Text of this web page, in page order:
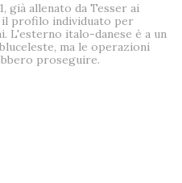
già allenato da Tesser ai
il profilo individuato per
L'esterno italo-danese è a un
ma le operazioni
proseguire.